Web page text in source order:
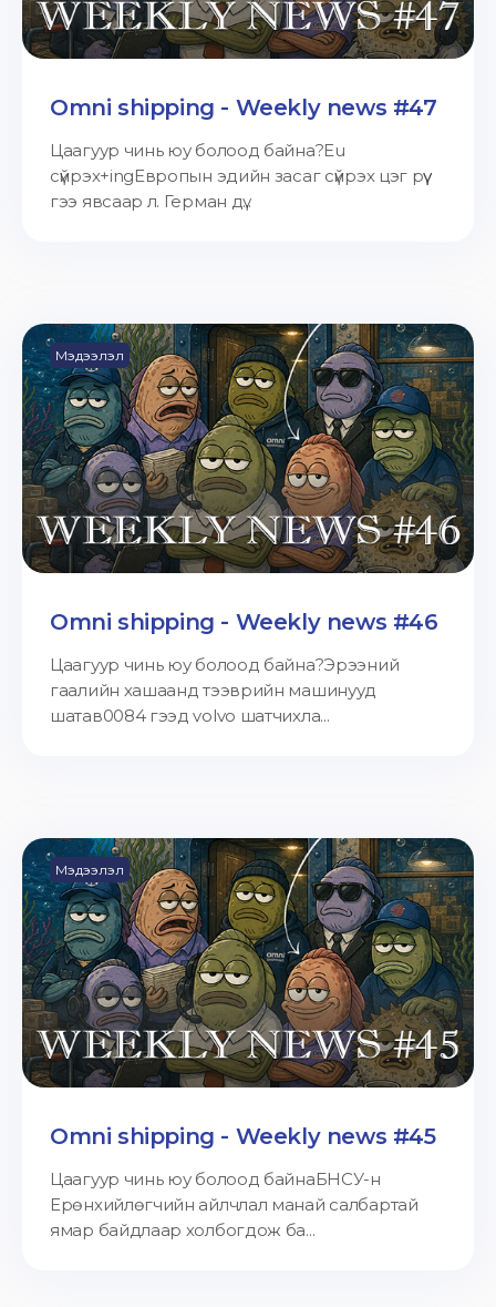
Omni shipping - Weekly news #47
Цаагуур чинь юу болоод байна?Eu
сүйрэх+ingЕвропын эдийн засаг сүйрэх цэг рүү
гээ явсаар л. Герман дү...
Мэдээлэл
Omni shipping - Weekly news #46
Цаагуур чинь юу болоод байна?Эрээний
гаалийн хашаанд тээврийн машинууд
шатав0084 гээд volvo шатчихла...
Мэдээлэл
Omni shipping - Weekly news #45
Цаагуур чинь юу болоод байнаБНСУ-н
Ерөнхийлөгчийн айлчлал манай салбартай
ямар байдлаар холбогдож ба...